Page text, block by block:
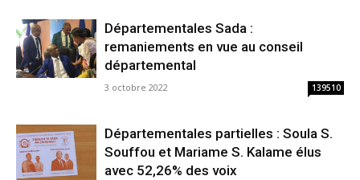
Départementales Sada :
remaniements en vue au conseil
départemental
3 octobre 2022 139510
Départementales partielles : Soula S.
Souffou et Mariame S. Kalame élus
avec 52,26% des voix